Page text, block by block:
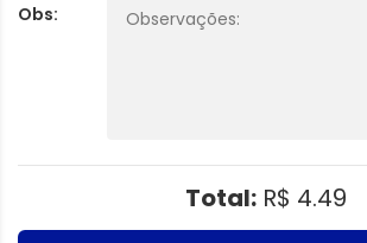
Obs:
Total: R$ 4.49